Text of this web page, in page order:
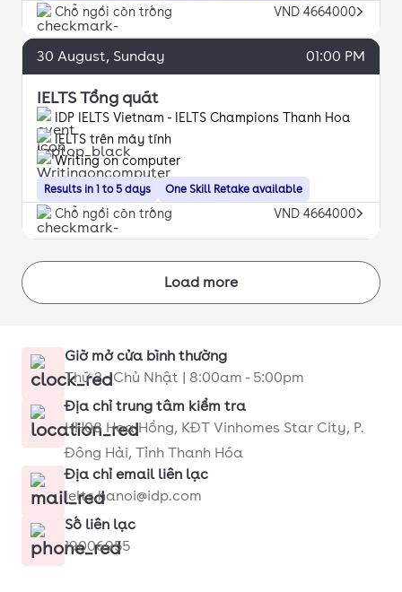
Chỗ ngồi còn trống VND 4664000
30 August, Sunday 01:00 PM
IELTS Tổng quát
IDP IELTS Vietnam - IELTS Champions Thanh Hoa
Results in 1 to 5 days
IELTS trên máy tính
Writing on computer
One Skill Retake available
Chỗ ngồi còn trống VND 4664000
Load more
Giờ mở cửa bình thường
Thứ 2 - Chủ Nhật | 8:00am - 5:00pm
Địa chỉ trung tâm kiểm tra
HH08 Hoa Hồng, KĐT Vinhomes Star City, P.
Đông Hải, Tỉnh Thanh Hóa
Địa chỉ email liên lạc
ielts.hanoi@idp.com
Số liên lạc
19006955